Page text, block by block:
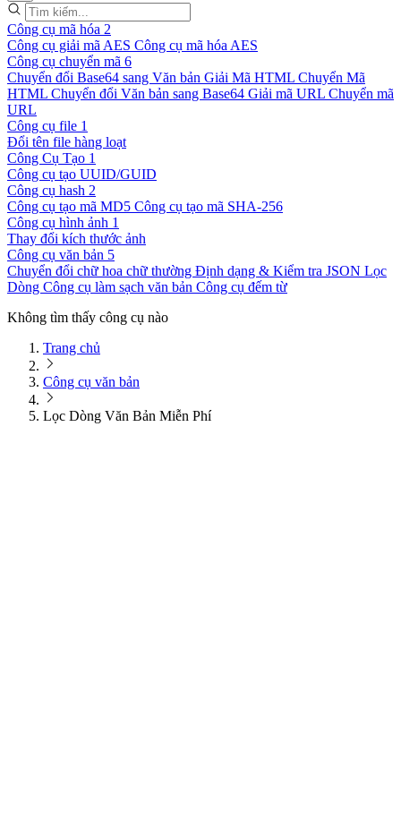
Công cụ mã hóa 2
Công cụ giải mã AES Công cụ mã hóa AES
Công cụ chuyển mã 6
Chuyển đổi Base64 sang Văn bản Giải Mã HTML Chuyển Mã
HTML Chuyển đổi Văn bản sang Base64 Giải mã URL Chuyển mã
URL
Công cụ file 1
Đổi tên file hàng loạt
Công Cụ Tạo 1
Công cụ tạo UUID/GUID
Công cụ hash 2
Công cụ tạo mã MD5 Công cụ tạo mã SHA-256
Công cụ hình ảnh 1
Thay đổi kích thước ảnh
Công cụ văn bản 5
Chuyển đổi chữ hoa chữ thường Định dạng & Kiểm tra JSON Lọc
Dòng Công cụ làm sạch văn bản Công cụ đếm từ
Không tìm thấy công cụ nào
Trang chủ
Công cụ văn bản
Lọc Dòng Văn Bản Miễn Phí